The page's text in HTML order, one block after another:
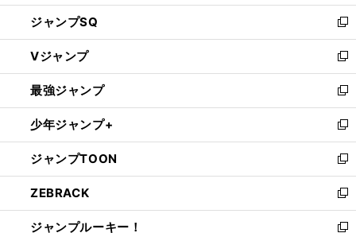
し
い
ウ
ィ
ン
ド
ウ
で
開
く
ジャンプSQ
新
し
い
ウ
ィ
ン
ド
ウ
で
開
く
Vジャンプ
新
し
い
ウ
ィ
ン
ド
ウ
で
開
く
最強ジャンプ
新
し
い
ウ
ィ
ン
ド
ウ
で
少年ジャンプ+
新
し
い
ウ
ィ
ン
ド
ジャンプTOON
新
し
い
ウ
ィ
ZEBRACK
新
し
い
ジャンプルーキー！